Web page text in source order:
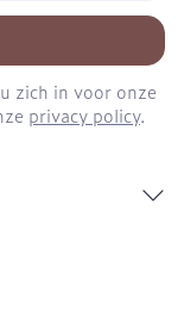
zich in voor onze
privacy policy.